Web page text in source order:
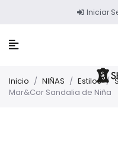
Iniciar
Inicio / NIÑAS / Estilos /
Mar&Cor Sandalia de Niña